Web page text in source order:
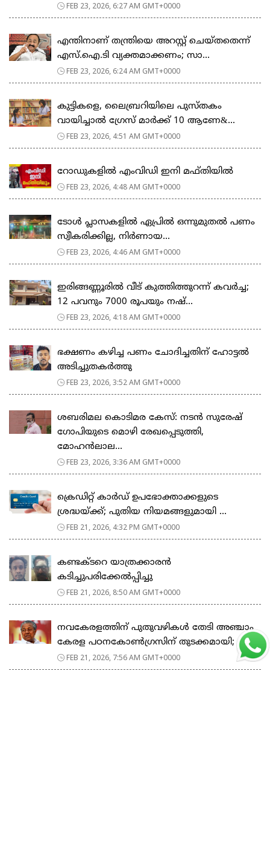
FEB 23, 2026, 6:27 AM GMT+0000
എന്തിനാണ് തന്ത്രിയെ അറസ്റ്റ് ചെയ്തതെന്ന്
എസ്.ഐ.ടി വ്യക്തമാക്കണം; സാ...
FEB 23, 2026, 6:24 AM GMT+0000
കുട്ടികളെ, ലൈബ്രറിയിലെ പുസ്തകം
വായിച്ചാല്‍ ഗ്രേസ് മാര്‍ക്ക് 10 ആണേ&...
FEB 23, 2026, 4:51 AM GMT+0000
റോഡുകളില്‍ എംവിഡി ഇനി മഫ്തിയില്‍
FEB 23, 2026, 4:48 AM GMT+0000
ടോള്‍ പ്ലാസകളില്‍ ഏപ്രില്‍ ഒന്നുമുതല്‍ പണം
സ്വീകരിക്കില്ല, നിര്‍ണായ...
FEB 23, 2026, 4:46 AM GMT+0000
ഇരിങ്ങണ്ണൂരിൽ വീട് കുത്തിത്തുറന്ന് കവർച്ച;
12 പവനും 7000 രൂപയും നഷ്...
FEB 23, 2026, 4:18 AM GMT+0000
ഭക്ഷണം കഴിച്ച പണം ചോദിച്ചതിന് ഹോട്ടൽ
അടിച്ചുതകർത്തു
FEB 23, 2026, 3:52 AM GMT+0000
ശബരിമല കൊടിമര കേസ്: നടൻ സുരേഷ്
ഗോപിയുടെ മൊഴി രേഖപ്പെടുത്തി,
മോഹൻലാല...
FEB 23, 2026, 3:36 AM GMT+0000
ക്രെഡിറ്റ് കാർഡ് ഉപഭോക്താക്കളുടെ
ശ്രദ്ധയ്ക്ക്; പുതിയ നിയമങ്ങളുമായി ...
FEB 21, 2026, 4:32 PM GMT+0000
കണ്ടക്ടറെ യാത്രക്കാരൻ
കടിച്ചുപരിക്കേൽപ്പിച്ചു
FEB 21, 2026, 8:50 AM GMT+0000
നവകേരളത്തിന് പുതുവഴികൾ തേടി അഞ്ചാം
കേരള പഠനകോൺഗ്രസിന് തുടക്കമായി; മ...
FEB 21, 2026, 7:56 AM GMT+0000